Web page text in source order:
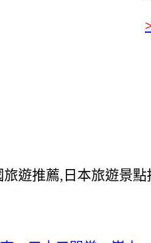
遊推薦,日本旅遊景點